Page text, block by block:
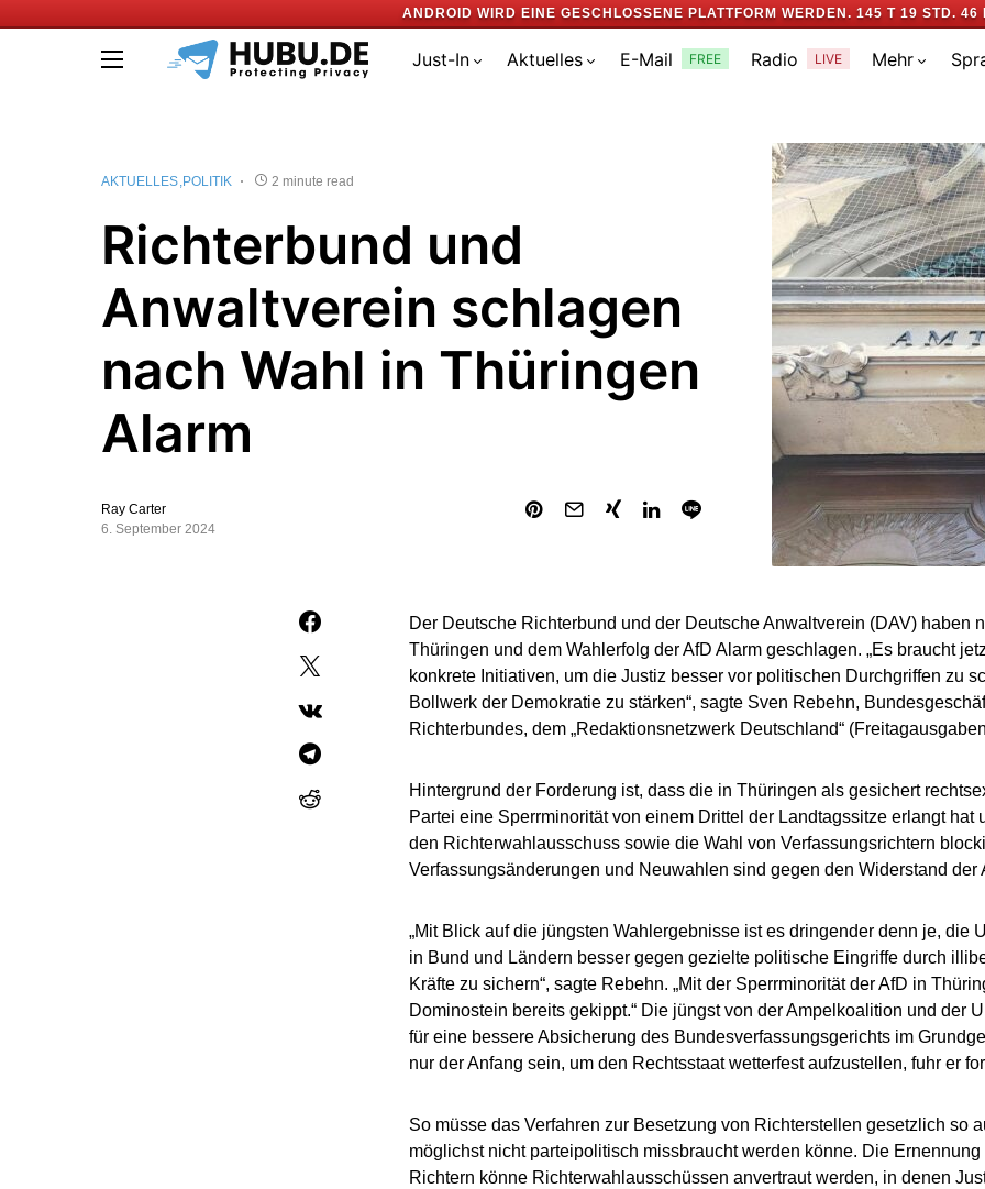
ANDROID WIRD EINE GESCHLOSSENE PLATTFORM WERDEN. 145 T 19 STD. 46
Just-In Aktuelles E-Mail FREE Radio LIVE Mehr
AKTUELLES POLITIK 2 minute read
Richterbund und
Anwaltverein schlagen
nach Wahl in Thüringen
Alarm
Ray Carter
6. September 2024
Der Deutsche Richterbund und der Deutsche Anwaltverein (DAV) haben
Thüringen und dem Wahlerfolg der AfD Alarm geschlagen. „Es braucht
konkrete Initiativen, um die Justiz besser vor politischen Durchgriffen zu
Bollwerk der Demokratie zu stärken“, sagte Sven Rebehn,
Richterbundes, dem „Redaktionsnetzwerk Deutschland“
Hintergrund der Forderung ist, dass die in Thüringen als gesichert
Partei eine Sperrminorität von einem Drittel der Landtagssitze erlangt hat
den Richterwahlausschuss sowie die Wahl von Verfassungsrichtern
Verfassungsänderungen und Neuwahlen sind gegen den Widerstand der
„Mit Blick auf die jüngsten Wahlergebnisse ist es dringender denn je, die
in Bund und Ländern besser gegen gezielte politische Eingriffe durch
Kräfte zu sichern“, sagte Rebehn. „Mit der Sperrminorität der AfD in
Dominostein bereits gekippt.“ Die jüngst von der Ampelkoalition und der
für eine bessere Absicherung des Bundesverfassungsgerichts im
nur der Anfang sein, um den Rechtsstaat wetterfest aufzustellen, fuhr er
So müsse das Verfahren zur Besetzung von Richterstellen gesetzlich so
möglichst nicht parteipolitisch missbraucht werden könne. Die
Richtern könne Richterwahlausschüssen anvertraut werden, in denen